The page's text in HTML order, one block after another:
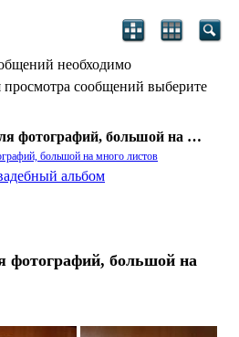
необходимо
просмотра сообщений выберите
Свадебный альбом для фотографий, большой на много листов
большой на много листов
альбом
фотографий, большой на